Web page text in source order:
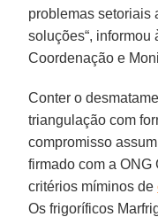
problemas setoriais
soluções“, informou
Coordenação e
Conter o
triangulação com
compromisso
firmado com a ONG
critérios míminos de
Os frigoríficos